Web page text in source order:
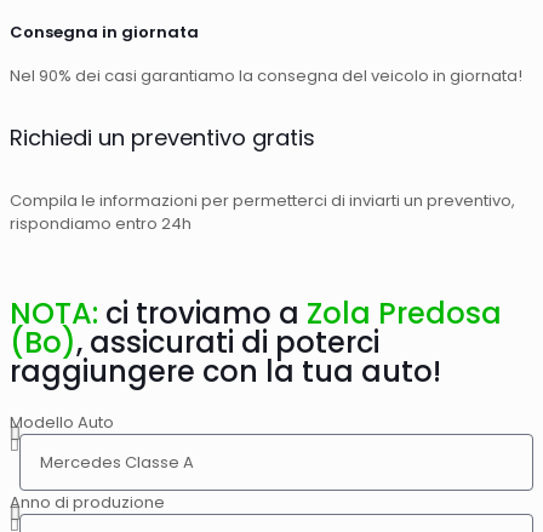
Consegna in giornata
Nel 90% dei casi garantiamo la consegna del veicolo in giornata!
Richiedi un preventivo gratis
Compila le informazioni per permetterci di inviarti un preventivo,
rispondiamo entro 24h
NOTA: ci troviamo a Zola Predosa
(Bo), assicurati di poterci
raggiungere con la tua auto!
Modello Auto
Anno di produzione